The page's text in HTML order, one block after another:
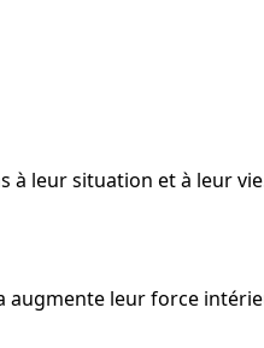
leur situation et à leur
augmente leur force